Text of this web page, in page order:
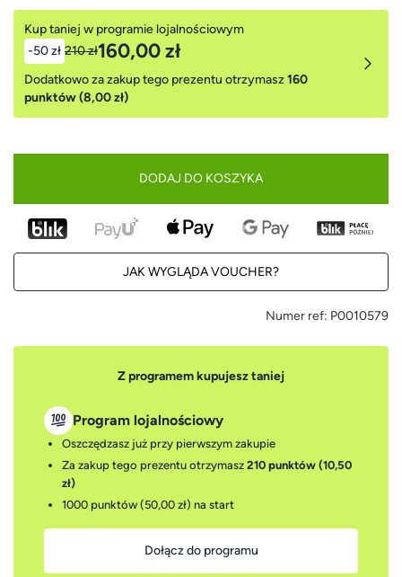
Kup taniej w programie lojalnościowym
-50 zł 210 zł160,00 zł
Dodatkowo za zakup tego prezentu otrzymasz160
punktów (8,00 zł)
DODAJ DO KOSZYKA
JAK WYGLĄDA VOUCHER?
Numer ref: P0010579
Z programem kupujesz taniej
Program lojalnościowy
Oszczędzasz już przy pierwszym zakupie
Za zakup tego prezentu otrzymasz 210 punktów (10,50
zł)
1000 punktów (50,00 zł) na start
Dołącz do programu